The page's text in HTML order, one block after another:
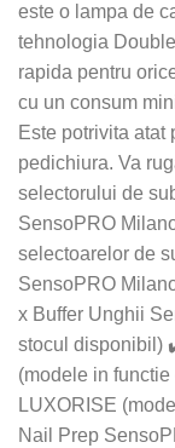
este o lampa de
tehnologia
rapida pentru
cu un consum
Este potrivita atat
pedichiura. Va
selectorului de
SensoPRO
selectoarelor de
SensoPRO
x Buffer Unghii
stocul disponibil)
(modele in
LUXORISE
Nail Prep